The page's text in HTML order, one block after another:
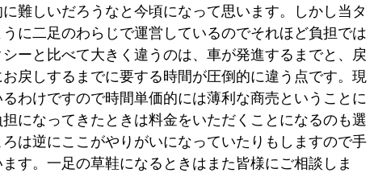
難しいだろうなと今頃になって思います。しかし当タ
に二足のわらじで運営しているのでそれほど負担では
ーと比べて大きく違うのは、車が発進するまでと、戻
戻しするまでに要する時間が圧倒的に違う点です。現
わけですので時間単価的には薄利な商売ということに
になってきたときは料金をいただくことになるのも選
は逆にここがやりがいになっていたりもしますので手
す。一足の草鞋になるときはまた皆様にご相談しま